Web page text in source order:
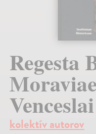
Regesta
kolektív autorov